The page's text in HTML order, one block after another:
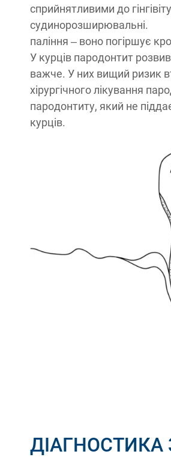
сприйнятливими до
судинорозширювальні.
паління – воно погіршує
У курців пародонтит
важче. У них вищий ризик
хірургічного лікування
пародонтиту, який не
курців.